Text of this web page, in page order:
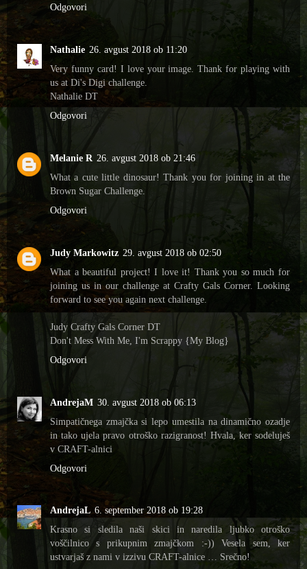
Odgovori
Nathalie 26. avgust 2018 ob 11:20
Very funny card! I love your image. Thank for playing with
us at Di's Digi challenge.
Nathalie DT
Odgovori
Melanie R 26. avgust 2018 ob 21:46
What a cute little dinosaur! Thank you for joining in at the
Brown Sugar Challenge.
Odgovori
Judy Markowitz 29. avgust 2018 ob 02:50
What a beautiful project! I love it! Thank you so much for
joining us in our challenge at Crafty Gals Corner. Looking
forward to see you again next challenge.
Judy Crafty Gals Corner DT
Don't Mess With Me, I'm Scrappy {My Blog}
Odgovori
AndrejaM 30. avgust 2018 ob 06:13
Simpatičnega zmajčka si lepo umestila na dinamično ozadje
in tako ujela pravo otroško razigranost! Hvala, ker sodeluješ
v CRAFT-alnici
Odgovori
AndrejaL 6. september 2018 ob 19:28
Krasno si sledila naši skici in naredila ljubko otroško
voščilnico s prikupnim zmajčkom :-)) Vesela sem, ker
ustvarjaš z nami v izzivu CRAFT-alnice … Srečno!